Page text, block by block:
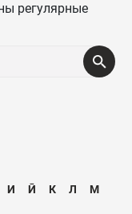
регулярные
И Ӣ К Л М